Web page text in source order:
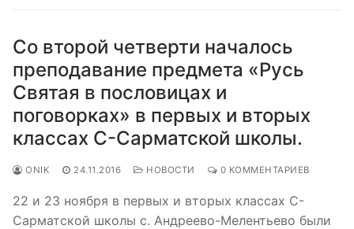
Со второй четверти началось
преподавание предмета «Русь
Святая в пословицах и
поговорках» в первых и вторых
классах С-Сарматской школы.
ONIK 24.11.2016 НОВОСТИ 0 КОММЕНТАРИЕВ
22 и 23 ноября в первых и вторых классах С-
Сарматской школы с. Андреево-Мелентьево были